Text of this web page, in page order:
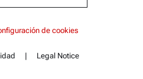
de cookies
| Legal Notice